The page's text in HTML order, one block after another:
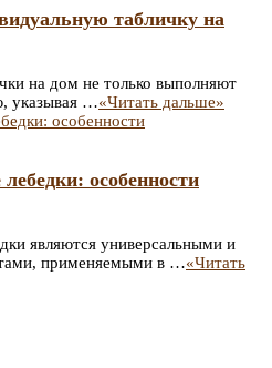
табличку на
на дом не только выполняют
указывая …«Читать дальше»
особенности
являются универсальными и
применяемыми в …«Читать